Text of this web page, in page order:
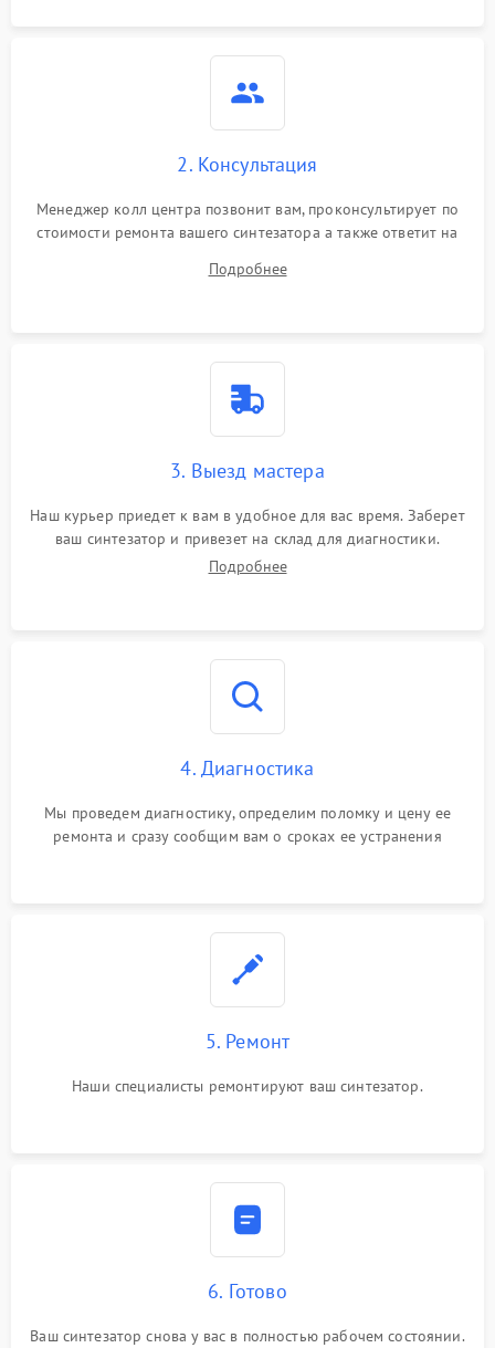
2. Консультация
Менеджер колл центра позвонит вам, проконсультирует по
стоимости ремонта вашего синтезатора а также ответит на
Подробнее
3. Выезд мастера
Наш курьер приедет к вам в удобное для вас время. Заберет
ваш синтезатор и привезет на склад для диагностики.
Подробнее
4. Диагностика
Мы проведем диагностику, определим поломку и цену ее
ремонта и сразу сообщим вам о сроках ее устранения
5. Ремонт
Наши специалисты ремонтируют ваш синтезатор.
6. Готово
Ваш синтезатор снова у вас в полностью рабочем состоянии.